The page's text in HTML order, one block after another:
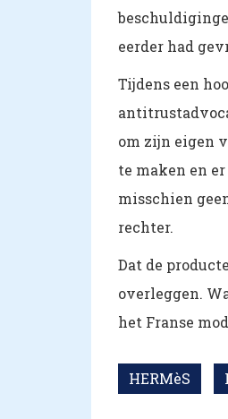
eerder had
Tijdens een
om zijn eigen
te maken en
misschien
rechter.
Dat de
overleggen.
het Franse
HERMèS